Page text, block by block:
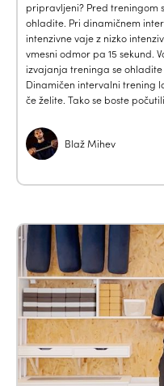
pripravljeni? Pred treningom
ohladite. Pri dinamičnem
intenzivne vaje z nizko
vmesni odmor pa 15 sekund.
izvajanja treninga se
Dinamičen intervalni trening
če želite. Tako se boste
Blaž Mihev